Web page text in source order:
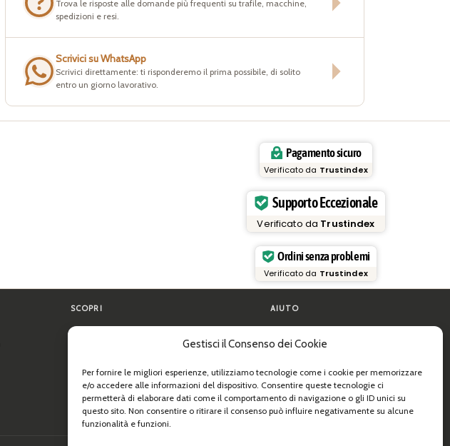
Gestisci il Consenso dei Cookie
Per fornire le migliori esperienze, utilizziamo tecnologie come i cookie per memorizzare
e/o accedere alle informazioni del dispositivo. Consentire queste tecnologie ci
permetterà di elaborare dati come il comportamento di navigazione o gli ID unici su
questo sito. Non consentire o ritirare il consenso può influire negativamente su alcune
funzionalità e funzioni.
Trova le risposte alle domande più frequenti su trafile, macchine,
spedizioni e resi.
Scrivici su WhatsApp
Scrivici direttamente: ti risponderemo il prima possibile, di solito
entro un giorno lavorativo.
Pagamento sicuro
Verificato da Trustindex
Supporto Eccezionale
Verificato da Trustindex
Ordini senza problemi
Verificato da Trustindex
SCOPRI
Certificazioni
Ricette
Professionisti e B2B
Chi siamo
AIUTO
FAQ e supporto
Contattaci
Info spedizioni
Resi